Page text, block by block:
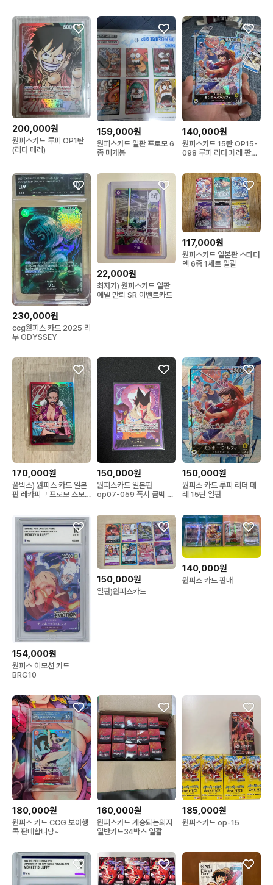
200,000원
원피스카드 루피 OP1탄
(리더 페레)
159,000원
원피스카드 일판 프로모 6
종 미개봉
140,000원
원피스카드 15탄 OP15-
098 루피 리더 페레 판매
230,000원
ccg원피스 카드 2025 리
무 ODYSSEY
22,000원
최저가) 원피스카드 일판
에넬 만뢰 SR 이벤트카드
117,000원
원피스카드 일본판 스타터
덱 6종 1세트 일괄
170,000원
풀박스) 원피스 카드 일본
판 레카피그 프로모 스모
150,000원
원피스카드 일본판
op07-059 폭시 금박 리
150,000원
원피스 카드 루피 리더 페
레 15탄 일판
154,000원
원피스 이모션 카드
BRG10
150,000원
일판)원피스카드
140,000원
원피스 카드 판매
180,000원
원피스 카드 CCG 보아행
콕 판매합니당~
160,000원
원피스카드 계승되는의지
일반카드34박스 일괄
185,000원
원피스카드 op-15